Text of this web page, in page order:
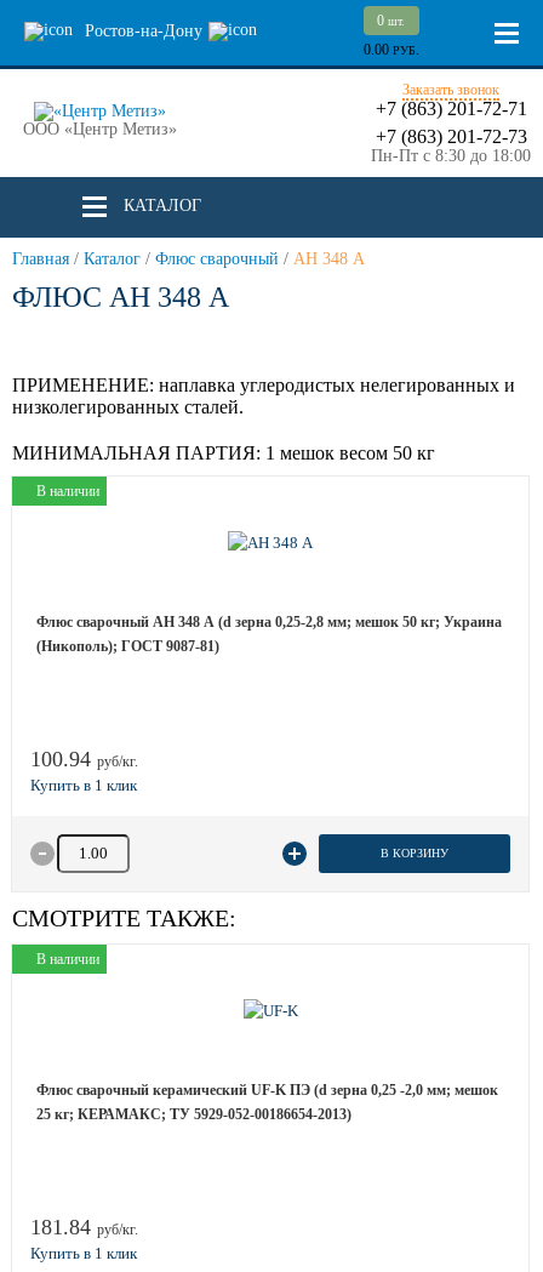
Ростов-на-Дону
0 шт.
0.00 РУБ.
ООО «Центр Метиз»
Заказать звонок
+7 (863) 201-72-71
+7 (863) 201-72-73
Пн-Пт с 8:30 до 18:00
КАТАЛОГ
Главная / Каталог / Флюс сварочный / АН 348 А
ФЛЮС АН 348 А
ПРИМЕНЕНИЕ: наплавка углеродистых нелегированных и
низколегированных сталей.
МИНИМАЛЬНАЯ ПАРТИЯ: 1 мешок весом 50 кг
В наличии
Флюс сварочный АН 348 А (d зерна 0,25-2,8 мм; мешок 50 кг; Украина
(Никополь); ГОСТ 9087-81)
100.94 руб/кг.
Количество товара В КОРЗИНУ
СМОТРИТЕ ТАКЖЕ:
В наличии
Флюс сварочный керамический UF-K ПЭ (d зерна 0,25 -2,0 мм; мешок
25 кг; КЕРАМАКС; ТУ 5929-052-00186654-2013)
181.84 руб/кг.